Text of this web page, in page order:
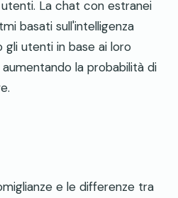
La chat con estranei
basati sull'intelligenza
gli utenti in base ai loro
la probabilità di
e le differenze tra